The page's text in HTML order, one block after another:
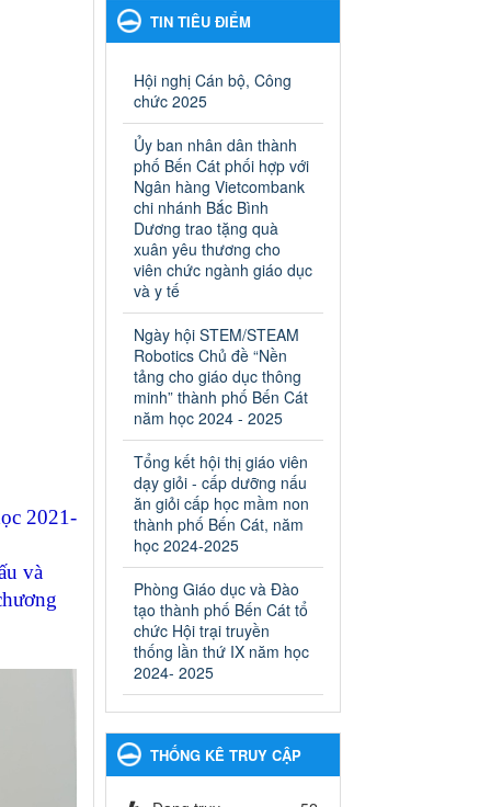
2021-
và
thẩm quyền giải quyết của sở,
ban, ngành, Ủy ban nhân dân
cấp xã thực hiện phi địa giới
hành chính trên địa bàn tỉnh
Ngày ban hành: 13/03/2025
Kế hoạch Phổ biến, giáo
dục pháp luật năm 2025 của
ngành Giáo dục và Đào tạo
thành phố Bến Cát
Kế hoạch Phổ biến, giáo dục
pháp luật năm 2025 của
ngành Giáo dục và Đào tạo
thành phố Bến Cát
Ngày ban hành: 28/02/2025
Quyết định công bố thủ tục
hành chính bị bãi bỏ trong
lĩnh vực giáo dục đào tạo
thuộc hệ giáo dục quốc
dân và cơ sở giáo dục khác
thuộc thẩm quyền giải
quyết của Sở Giáo dục và
Đào tạo, Ủy ban nhân dân
cấp huyện
Quyết định công bố thủ tục
hành chính bị bãi bỏ trong lĩnh
vực giáo dục đào tạo thuộc hệ
giáo dục quốc dân và cơ sở
giáo dục khác thuộc thẩm
quyền giải quyết của Sở Giáo
dục và Đào tạo, Ủy ban nhân
dân cấp huyện
TIN TIÊU ĐIỂM
Hội nghị Cán bộ, Công
chức 2025
Ủy ban nhân dân thành
phố Bến Cát phối hợp với
Ngân hàng Vietcombank
chi nhánh Bắc Bình
Dương trao tặng quà
xuân yêu thương cho
viên chức ngành giáo dục
và y tế
Ngày hội STEM/STEAM
Robotics Chủ đề “Nền
tảng cho giáo dục thông
minh” thành phố Bến Cát
năm học 2024 - 2025
Tổng kết hội thị giáo viên
dạy giỏi - cấp dưỡng nấu
ăn giỏi cấp học mầm non
thành phố Bến Cát, năm
học 2024-2025
Phòng Giáo dục và Đào
tạo thành phố Bến Cát tổ
chức Hội trại truyền
thống lần thứ IX năm học
2024- 2025
THỐNG KÊ TRUY CẬP